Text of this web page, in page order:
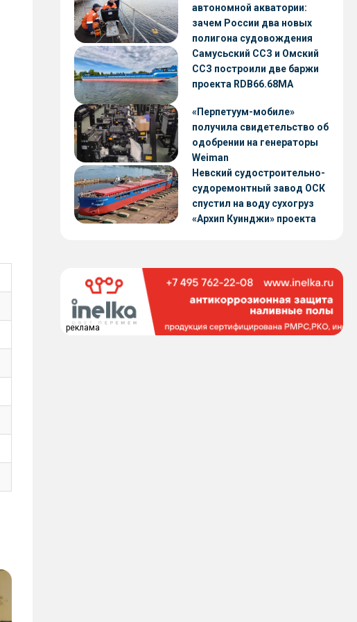
автономной акватории:
зачем России два новых
полигона судовождения
Самусьский ССЗ и Омский
ССЗ построили две баржи
проекта RDB66.68МА
«Перпетуум-мобиле»
получила свидетельство об
одобрении на генераторы
Weiman
Невский судостроительно-
судоремонтный завод ОСК
спустил на воду сухогруз
«Архип Куинджи» проекта
реклама